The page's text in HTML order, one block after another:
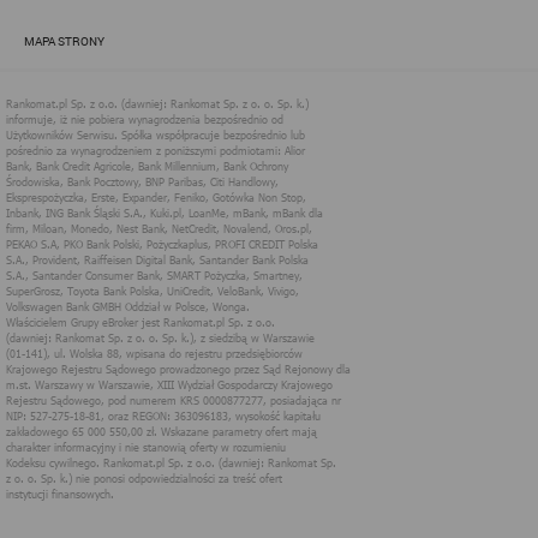
MAPA STRONY
dostosowanie usług, świadczonych w ramach serwisu do potrzeb
Więcej informacji na temat stosowania technologii cookies w
serwisie dostępne jest w Polityce Cookies.
Polityka Cookies serwisów
internetowych spółki Rankomat.pl Sp. z
o.o. (dawniej: Rankomat Sp. z o. o. Sp.
k.)
Rankomat.pl Sp. z o.o. (dawniej: Rankomat Sp. z o. o. Sp. k.), z
siedzibą w Warszawie (01-141), ul. Wolska 88, wpisana do rejestru
przedsiębiorców Krajowego Rejestru Sądowego prowadzonego
przez Sąd Rejonowy dla m.st. Warszawy w Warszawie, XIII
Wydział Gospodarczy Krajowego Rejestru Sądowego, pod
numerem KRS 0000877277, posiadająca nr NIP: 527-275-18-81,
oraz REGON: 363096183, zwana dalej "Rankomat" wykorzystuje
na swoich stronach internetowych technologię "cookies".
Zasady wykorzystania informacji dostarczonych przez
użytkownika w ramach technologii cookies w trakcie korzystania
ze stron internetowych i Rankomat określa niniejszy dokument.
Każdy użytkownik serwisów Rankomat proszony jest o